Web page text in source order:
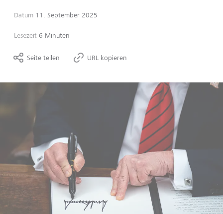
Datum 11. September 2025
Lesezeit 6 Minuten
Seite teilen URL kopieren